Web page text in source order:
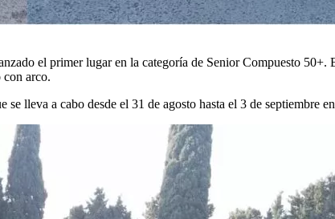
el primer lugar en la categoría de Senior Compuesto
arco.
lleva a cabo desde el 31 de agosto hasta el 3 de septiembre